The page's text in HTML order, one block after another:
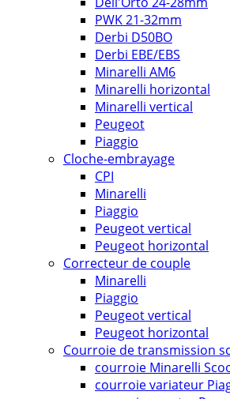
PWK 21-32mm
Derbi D50BO
Derbi EBE/EBS
Minarelli AM6
Minarelli horizontal
Minarelli vertical
Peugeot
Piaggio
Cloche-embrayage
CPI
Minarelli
Piaggio
Peugeot vertical
Peugeot horizontal
Correcteur de couple
Minarelli
Piaggio
Peugeot vertical
Peugeot horizontal
Courroie de transmission
courroie Minarelli
courroie variateur